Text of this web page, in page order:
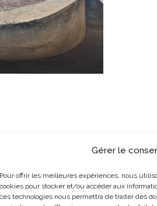
Gérer le
Pour offrir les meilleures expériences, nous
cookies pour stocker et/ou accéder aux
ces technologies nous permettra de traiter des